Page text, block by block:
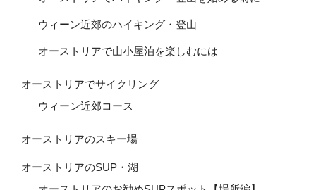
ウィーン近郊のハイキング・登山
オーストリアで山小屋泊を楽しむには
オーストリアでサイクリング
ウィーン近郊コース
オーストリアのスキー場
オーストリアのSUP・湖